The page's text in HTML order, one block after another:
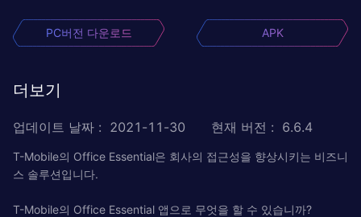
PC버전 다운로드 APK
더보기
업데이트 날짜 : 2021-11-30 현재 버전 : 6.6.4
T-Mobile의 Office Essential은 회사의 접근성을 향상시키는 비즈니
스 솔루션입니다.
T-Mobile의 Office Essential 앱으로 무엇을 할 수 있습니까?